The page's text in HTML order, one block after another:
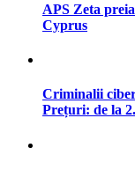
APS Zeta
Cyprus
Criminalii
Prețuri: de la